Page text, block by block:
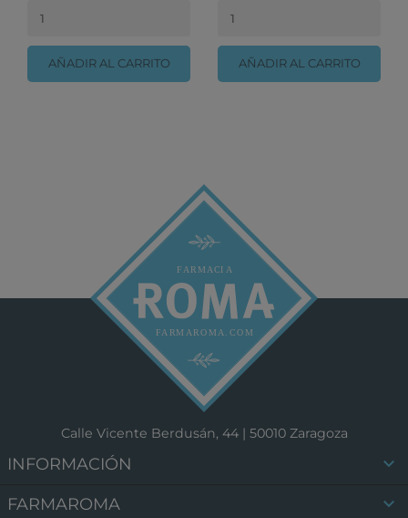
AÑADIR AL CARRITO AÑADIR AL CARRITO
Calle Vicente Berdusán, 44 | 50010 Zaragoza
INFORMACIÓN 
FARMAROMA 